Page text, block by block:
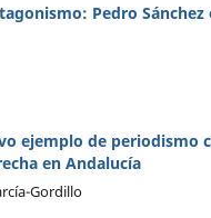
Pedro
ejemplo de periodismo
en Andalucía
Gordillo